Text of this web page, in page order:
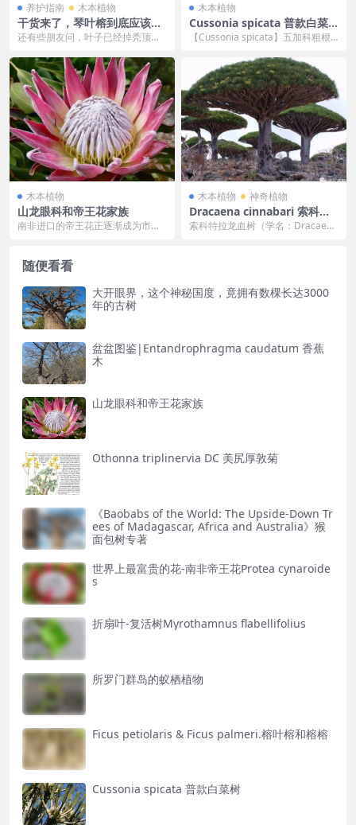
养护指南 木本植物
干货来了，琴叶榕到底应该怎
么养？
还有些朋友问，叶子已经掉秃顶了
很简单，用剪刀把杆...
木本植物
Cussonia spicata 普款白菜
树
【Cussonia spicata】五加科粗根
木本植物
山龙眼科和帝王花家族
南非进口的帝王花正逐渐成为市场
木本植物 神奇植物
Dracaena cinnabari 索科特
拉岛龙血树
索科特拉龙血树（学名：Dracaena
随便看看
大开眼界，这个神秘国度，竟拥有数棵长达3000
年的古树
盆盆图鉴|Entandrophragma caudatum 香蕉
木
山龙眼科和帝王花家族
Othonna triplinervia DC 美尻厚敦菊
《Baobabs of the World: The Upside-Down Tr
ees of Madagascar, Africa and Australia》猴
面包树专著
世界上最富贵的花-南非帝王花Protea cynaroide
s
折扇叶-复活树Myrothamnus flabellifolius
所罗门群岛的蚁栖植物
Ficus petiolaris & Ficus palmeri.榕叶榕和榕榕
Cussonia spicata 普款白菜树